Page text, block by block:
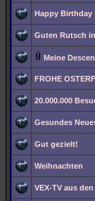
Happy Birthday
Guten Rutsch
Meine
FROHE
20.000.000
Gesundes
Gut gezielt!
Weihnachten
VEX-TV aus